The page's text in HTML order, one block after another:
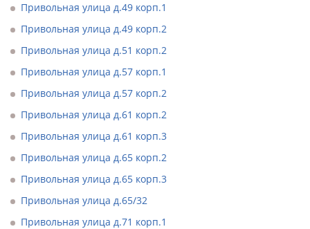
Привольная улица д.49 корп.1
Привольная улица д.49 корп.2
Привольная улица д.51 корп.2
Привольная улица д.57 корп.1
Привольная улица д.57 корп.2
Привольная улица д.61 корп.2
Привольная улица д.61 корп.3
Привольная улица д.65 корп.2
Привольная улица д.65 корп.3
Привольная улица д.65/32
Привольная улица д.71 корп.1